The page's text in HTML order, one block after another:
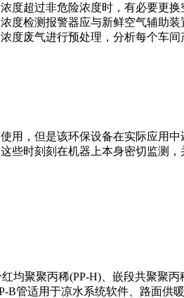
度超过非危险浓度时，有必要更
度检测报警器应与新鲜空气辅助
度废气进行预处理，分析每个车
用，但是该环保设备在实际应用
些时刻刻在机器上本身密切监测
均聚聚丙稀(PP-H)、嵌段共聚聚
B管适用于凉水系统软件、路面